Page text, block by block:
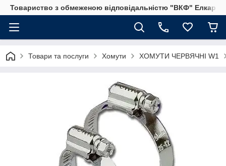
Товариство з обмеженою відповідальністю "ВКФ" Елкар"
Товари та послуги Хомути ХОМУТИ ЧЕРВЯЧНІ W1